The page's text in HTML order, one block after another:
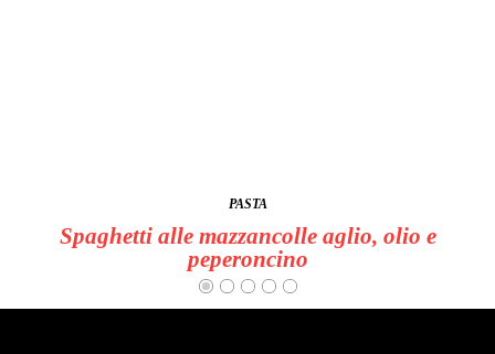
PASTA
Spaghetti alle mazzancolle aglio, olio e
peperoncino